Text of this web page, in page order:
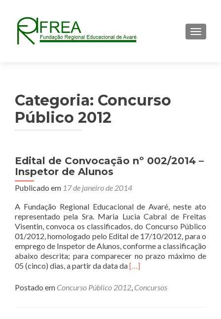
Categoria: Concurso
Público 2012
Edital de Convocação nº 002/2014 –
Inspetor de Alunos
Publicado em 17 de janeiro de 2014
A Fundação Regional Educacional de Avaré, neste ato
representado pela Sra. Maria Lucia Cabral de Freitas
Visentin, convoca os classificados, do Concurso Público
01/2012, homologado pelo Edital de 17/10/2012, para o
emprego de Inspetor de Alunos, conforme a classificação
abaixo descrita; para comparecer no prazo máximo de
05 (cinco) dias, a partir da data daRead
about
Edital
[…]
Postado em Concurso Público 2012, Concursos